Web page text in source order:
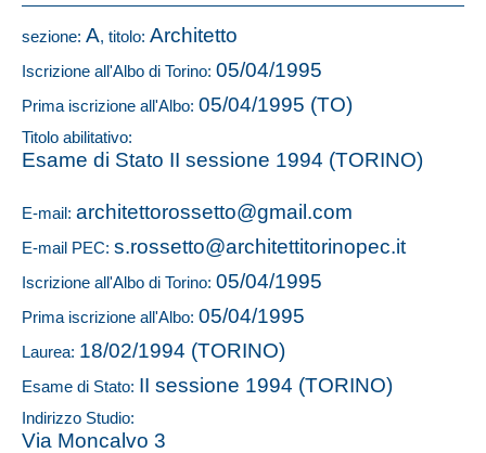
sezione: A, titolo: Architetto
Iscrizione all'Albo di Torino: 05/04/1995
Prima iscrizione all'Albo: 05/04/1995 (TO)
Titolo abilitativo:
Esame di Stato II sessione 1994 (TORINO)
E-mail: architettorossetto@gmail.com
E-mail PEC: s.rossetto@architettitorinopec.it
Iscrizione all'Albo di Torino: 05/04/1995
Prima iscrizione all'Albo: 05/04/1995
Laurea: 18/02/1994 (TORINO)
Esame di Stato: II sessione 1994 (TORINO)
Indirizzo Studio:
Via Moncalvo 3